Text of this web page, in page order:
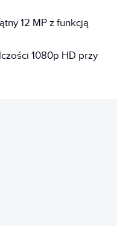
12 MP z funkcją
1080p HD przy